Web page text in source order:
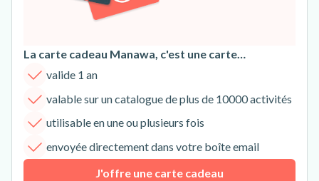
La carte cadeau Manawa, c'est une carte…
valide 1 an
valable sur un catalogue de plus de 10000 activités
utilisable en une ou plusieurs fois
envoyée directement dans votre boîte email
J'offre une carte cadeau